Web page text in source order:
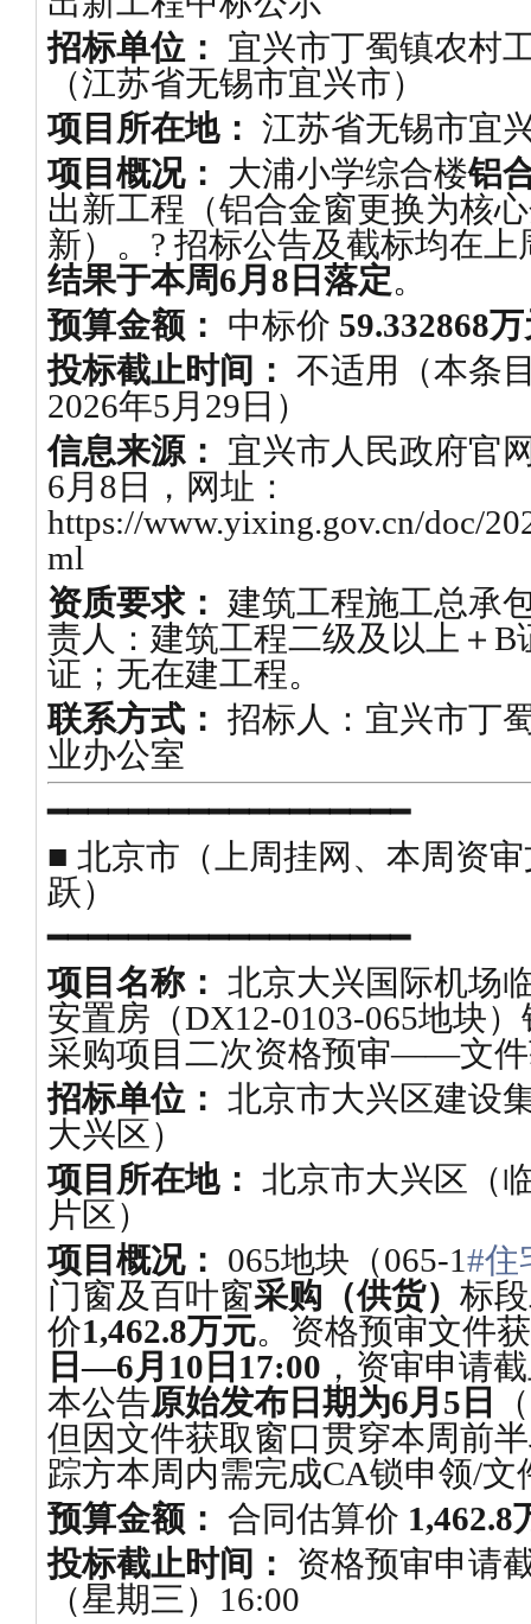
招标单位： 宜兴市丁蜀镇农村
（江苏省无锡市宜兴市）
项目所在地： 江苏省无锡市宜
项目概况：
大浦小学综合楼铝
出新工程（铝合金窗更换为核
新）。? 招标公告及截标均在
结果于本周6月8日落定。
预算金额： 中标价 59.332868
投标截止时间： 不适用（本条
2026年5月29日）
信息来源： 宜兴市人民政府官
6月8日，网址：
https://www.yixing.gov.cn/doc/
ml
资质要求： 建筑工程施工总承
责人：建筑工程二级及以上＋B
证；无在建工程。
联系方式： 招标人：宜兴市丁
业办公室
━━━━━━━━━━━━━━━━━━
■ 北京市（上周挂网、本周资
跃）
━━━━━━━━━━━━━━━━━━
项目名称： 北京大兴国际机场
安置房（DX12-0103-065地块
采购项目二次资格预审——文
招标单位： 北京市大兴区建设
大兴区）
项目所在地： 北京市大兴区（
片区）
项目概况： 065地块（065-1#住
门窗及百叶窗采购（供货） 标
价1,462.8万元。资格预审文件
日—6月10日17:00 ，资审申请
本公告原始发布日期为6月5日
但因文件获取窗口贯穿本周前
踪方本周内需完成CA锁申领/文
预算金额： 合同估算价 1,462.8
投标截止时间：
资格预审申请
（星期三）16:00